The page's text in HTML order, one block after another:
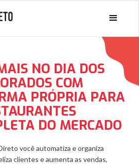
NO DIA DOS
COM
PRÓPRIA PARA
DO MERCADO
você automatiza e organiza
clientes e aumenta as vendas,